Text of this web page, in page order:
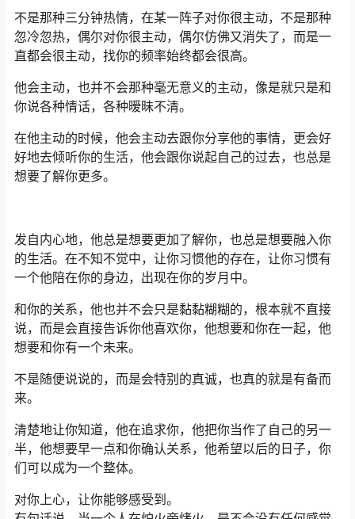
不是那种三分钟热情，在某一阵子对你很主动，不是那种
忽冷忽热，偶尔对你很主动，偶尔仿佛又消失了，而是一
直都会很主动，找你的频率始终都会很高。
他会主动，也并不会那种毫无意义的主动，像是就只是和
你说各种情话，各种暧昧不清。
在他主动的时候，他会主动去跟你分享他的事情，更会好
好地去倾听你的生活，他会跟你说起自己的过去，也总是
想要了解你更多。
发自内心地，他总是想要更加了解你，也总是想要融入你
的生活。在不知不觉中，让你习惯他的存在，让你习惯有
一个他陪在你的身边，出现在你的岁月中。
和你的关系，他也并不会只是黏黏糊糊的，根本就不直接
说，而是会直接告诉你他喜欢你，他想要和你在一起，他
想要和你有一个未来。
不是随便说说的，而是会特别的真诚，也真的就是有备而
来。
清楚地让你知道，他在追求你，他把你当作了自己的另一
半，他想要早一点和你确认关系，他希望以后的日子，你
们可以成为一个整体。
对你上心，让你能够感受到。